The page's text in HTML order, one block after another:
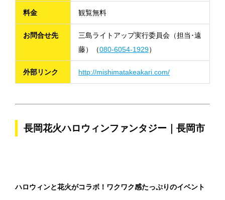
料金 観覧無料
お問合せ先
三島ライトアップ実行委員会（担当･遠
藤）（080-6054-1929）
外部リンク http://mishimatakeakari.com/
長岡花火ハロウィンファンタジー｜長岡市
ハロウィンと花火がコラボ！ワクワク感たっぷりのイベント